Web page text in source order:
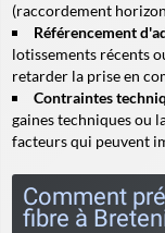
(raccordement
Référencement
lotissements récents
retarder la prise en
Contraintes
gaines techniques ou
facteurs qui peuvent
Comment
fibre à